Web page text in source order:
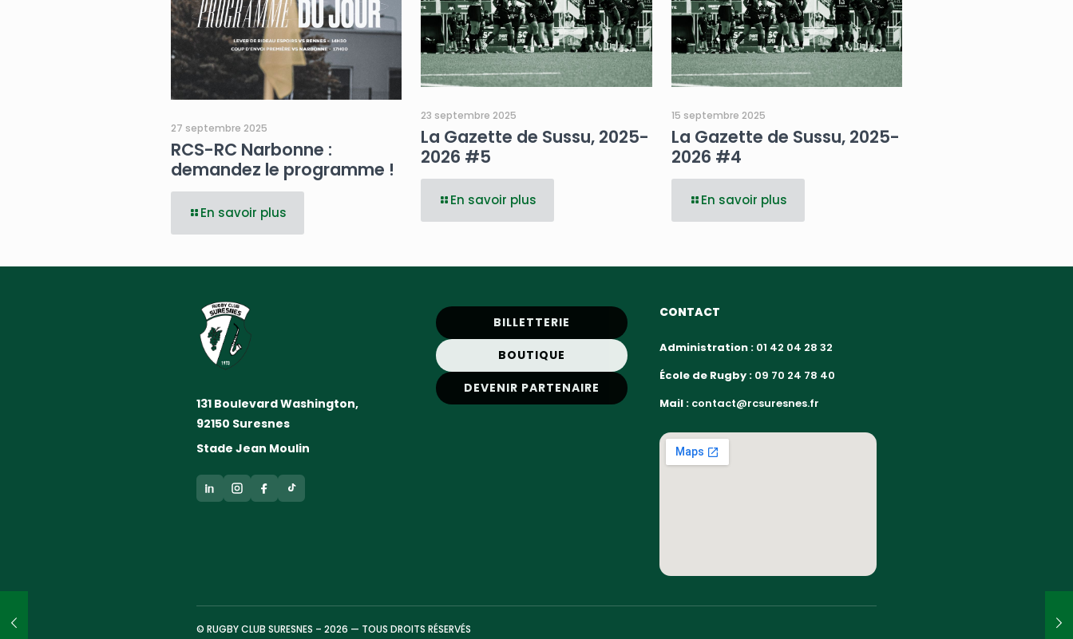
27 septembre 2025
RCS-RC Narbonne :
demandez le programme !
En savoir plus
23 septembre 2025
La Gazette de Sussu, 2025-
2026 #5
En savoir plus
15 septembre 2025
La Gazette de Sussu, 2025-
2026 #4
En savoir plus
131 Boulevard Washington,
92150 Suresnes
Stade Jean Moulin
BILLETTERIE
BOUTIQUE
DEVENIR PARTENAIRE
CONTACT
Administration : 01 42 04 28 32
École de Rugby : 09 70 24 78 40
Mail : contact@rcsuresnes.fr
© RUGBY CLUB SURESNES – 2026 — TOUS DROITS RÉSERVÉS